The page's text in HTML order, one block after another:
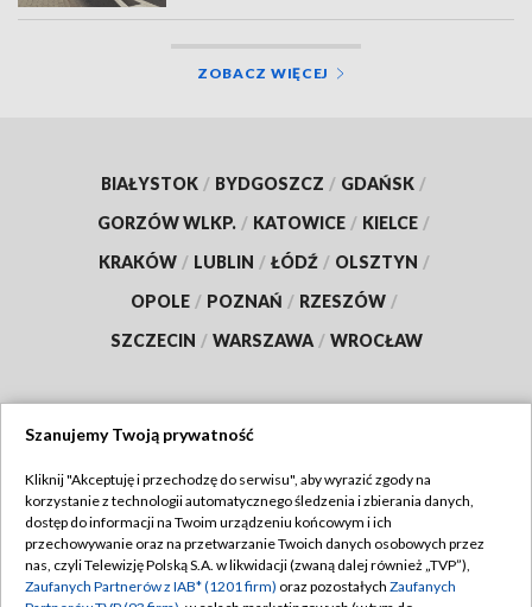
ZOBACZ WIĘCEJ
BIAŁYSTOK / BYDGOSZCZ / GDAŃSK /
GORZÓW WLKP. / KATOWICE / KIELCE /
KRAKÓW / LUBLIN / ŁÓDŹ / OLSZTYN /
OPOLE / POZNAŃ / RZESZÓW /
SZCZECIN / WARSZAWA / WROCŁAW
TVP
Abonament TVP
Emisja w TVP
Regulamin TVP
Polityka prywatności
Szanujemy Twoją prywatność
Kliknij "Akceptuję i przechodzę do serwisu", aby wyrazić zgody na
korzystanie z technologii automatycznego śledzenia i zbierania danych,
dostęp do informacji na Twoim urządzeniu końcowym i ich
przechowywanie oraz na przetwarzanie Twoich danych osobowych przez
nas, czyli Telewizję Polską S.A. w likwidacji (zwaną dalej również „TVP”),
Zaufanych Partnerów z IAB* (1201 firm) oraz pozostałych Zaufanych